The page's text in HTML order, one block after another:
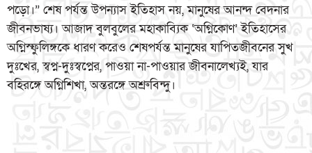
পড়ো।” শেষ পর্যন্ত উপন্যাস ইতিহাস নয়, মানুষের আনন্দ বেদনার
জীবনভাষ্য। আজাদ বুলবুলের মহাকাব্যিক ‘অগ্নিকোণ’ ইতিহাসের
অগ্নিস্ফুলিঙ্গকে ধারণ করেও শেষপর্যন্ত মানুষের যাপিতজীবনের সুখ
দুঃখের, স্বপ্ন-দুঃস্বপ্নের, পাওয়া না-পাওয়ার জীবনালেখ্যই, যার
বহিরঙ্গে অগ্নিশিখা, অন্তরঙ্গে অশ্রুবিন্দু।